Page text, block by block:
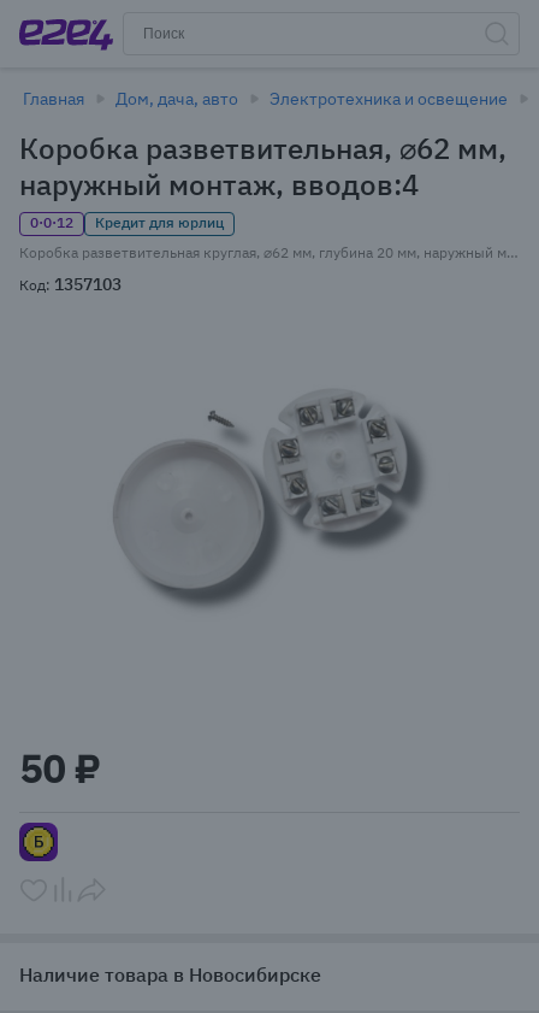
Главная Дом, дача, авто Электротехника и освещение
Коробка разветвительная, ⌀62 мм,
наружный монтаж, вводов:4
0·0·12
Кредит для юрлиц
Коробка разветвительная круглая, ⌀62 мм, глубина 20 мм, наружный монтаж, вводов:4, серый, с крышкой, SLT УК-2П (10170)
Код: 1357103
of
1
50 ₽
Наличие товара в Новосибирске